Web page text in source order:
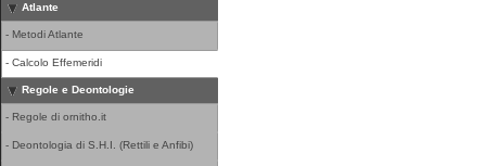
Atlante
- Metodi Atlante
- Calcolo Effemeridi
Regole e Deontologie
- Regole di ornitho.it
- Deontologia di S.H.I. (Rettili e Anfibi)